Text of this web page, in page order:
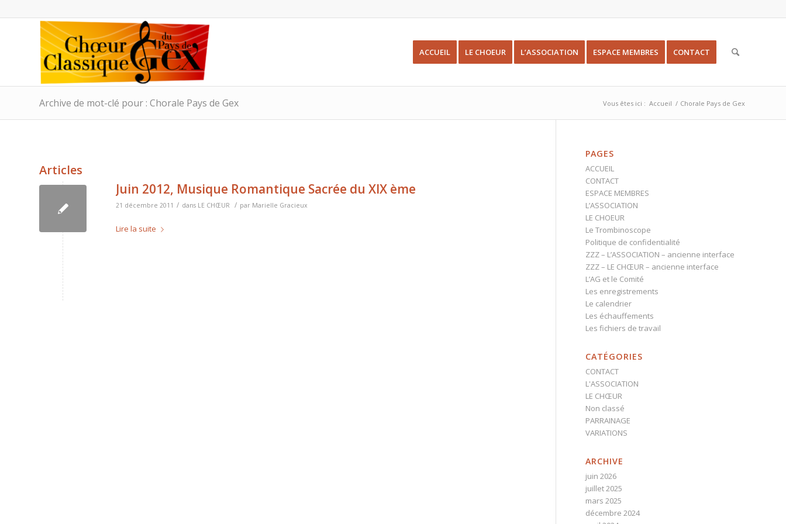
ACCUEIL LE CHOEUR L’ASSOCIATION ESPACE MEMBRES CONTACT
Archive de mot-clé pour : Chorale Pays de Gex Vous êtes ici : Accueil / Chorale Pays de Gex
Articles
Juin 2012, Musique Romantique Sacrée du XIX ème
21 décembre 2011 / dans LE CHŒUR / par Marielle Gracieux
Lire la suite
PAGES
ACCUEIL
CONTACT
ESPACE MEMBRES
L’ASSOCIATION
LE CHOEUR
Le Trombinoscope
Politique de confidentialité
ZZZ – L’ASSOCIATION – ancienne interface
ZZZ – LE CHŒUR – ancienne interface
L’AG et le Comité
Les enregistrements
Le calendrier
Les échauffements
Les fichiers de travail
CATÉGORIES
CONTACT
L'ASSOCIATION
LE CHŒUR
Non classé
PARRAINAGE
VARIATIONS
ARCHIVE
juin 2026
juillet 2025
mars 2025
décembre 2024